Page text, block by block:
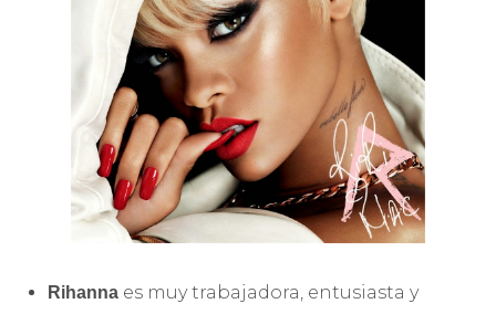
Rihanna es muy trabajadora, entusiasta y